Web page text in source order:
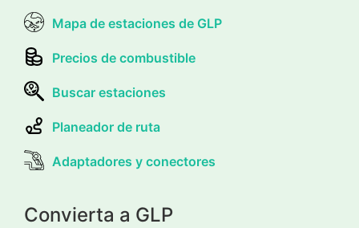
Mapa de estaciones de GLP
Precios de combustible
Buscar estaciones
Planeador de ruta
Adaptadores y conectores
Convierta a GLP